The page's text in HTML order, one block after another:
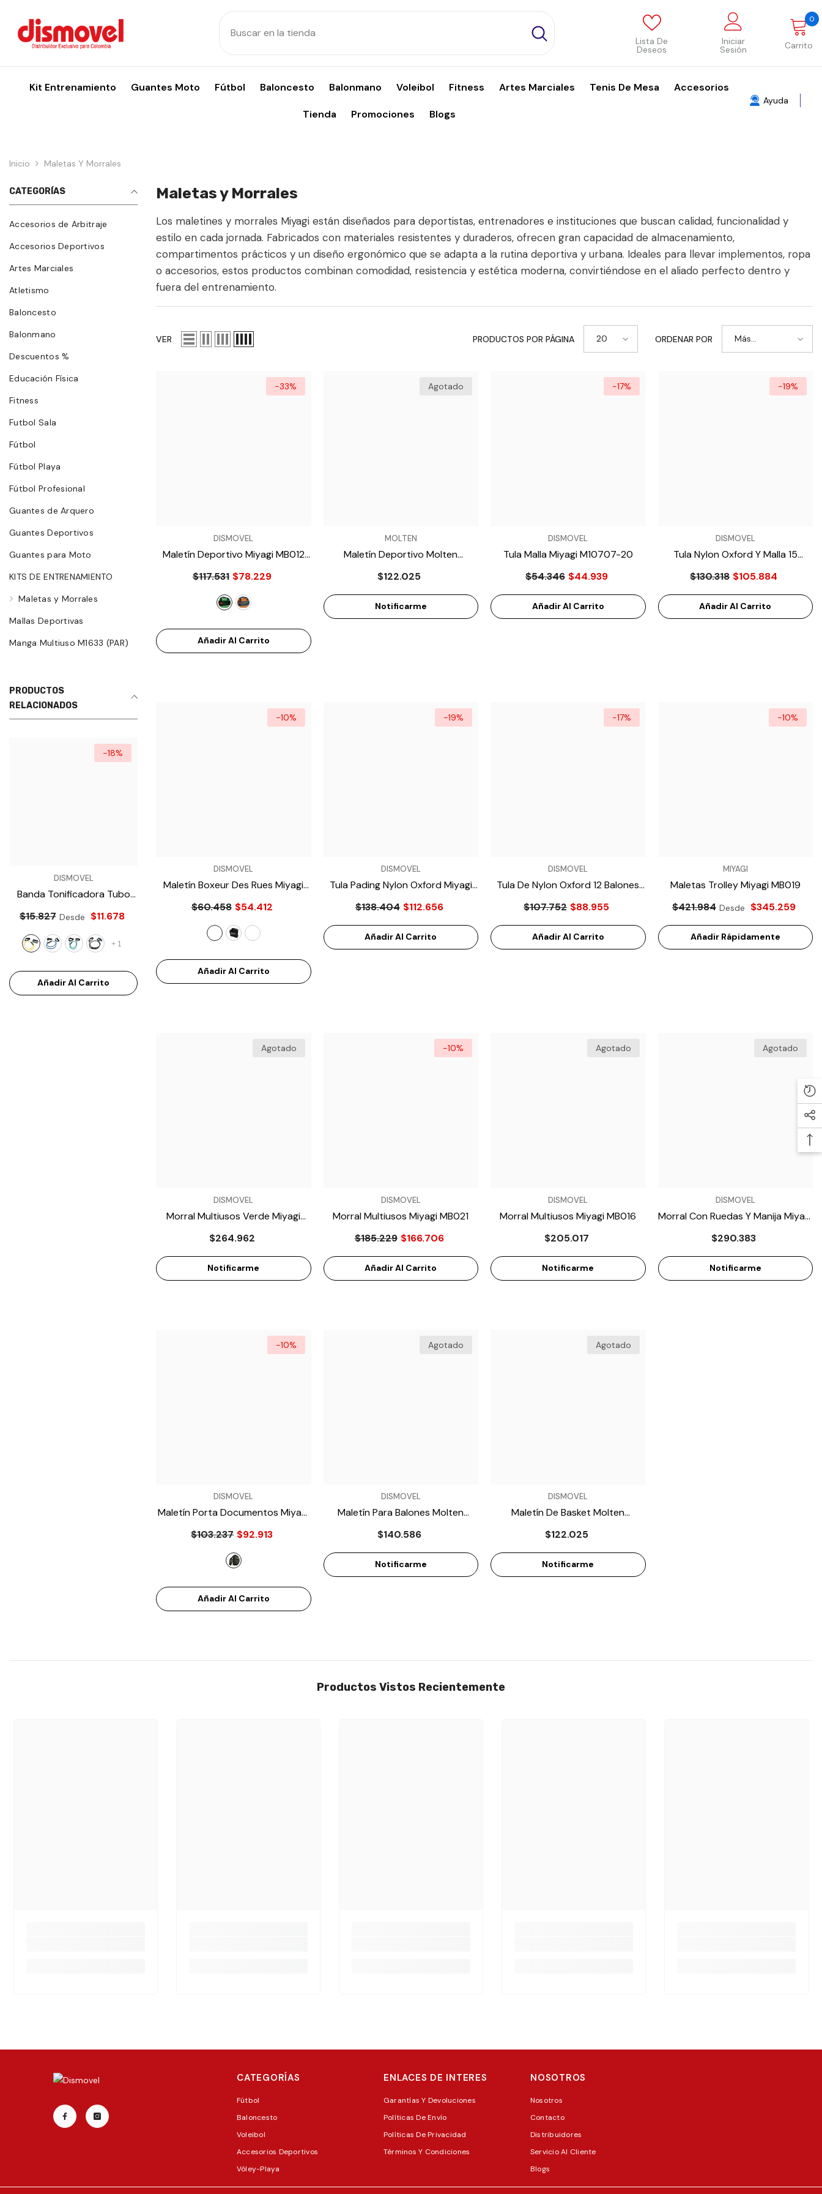
Lista De
Deseos
Iniciar
Sesión Carrito
0 0
Kit Entrenamiento Guantes Moto Fútbol Baloncesto Balonmano Voleibol Fitness Artes Marciales Tenis De Mesa Accesorios
Tienda Promociones Blogs
Ayuda
Inicio Maletas Y Morrales
CATEGORÍAS
Accesorios de Arbitraje
Accesorios Deportivos
Artes Marciales
Atletismo
Baloncesto
Balonmano
Descuentos %
Educación Física
Fitness
Futbol Sala
Fútbol
Fútbol Playa
Fútbol Profesional
Guantes de Arquero
Guantes Deportivos
Guantes para Moto
KITS DE ENTRENAMIENTO
Maletas y Morrales
Mallas Deportivas
Manga Multiuso M1633 (PAR)
PRODUCTOS
RELACIONADOS
-18%
DISMOVEL
Banda Tonificadora Tubo
Látex MET100
- Amarillo
$15.827 Desde $11.678
+ 1
Añadir Al Carrito
B7F1601- Verde
Añadir Al Carrito
Guante De Arquero
MG018AF- Rojo
Añadir Rápidamente
Balon De Futbol Molten
- Naranja
Aeróbicos Miyagi M97301
- Negro
Balón De Fútbol Molten
Vantaggio F5N3555-CC-
(CONCACAF)- Dorado
Maletas y Morrales
Los maletines y morrales Miyagi están diseñados para deportistas, entrenadores e instituciones que buscan calidad, funcionalidad y
estilo en cada jornada. Fabricados con materiales resistentes y duraderos, ofrecen gran capacidad de almacenamiento,
compartimentos prácticos y un diseño ergonómico que se adapta a la rutina deportiva y urbana. Ideales para llevar implementos, ropa
o accesorios, estos productos combinan comodidad, resistencia y estética moderna, convirtiéndose en el aliado perfecto dentro y
fuera del entrenamiento.
VER PRODUCTOS POR PÁGINA 20 ORDENAR POR
Más
vendidos
-33%
DISMOVEL
Maletín Deportivo Miyagi MB012
- Verde
$117.531 $78.229
Añadir Al Carrito
Agotado
MOLTEN
Maletín Deportivo Molten
EK0046FU-AZU
$122.025
Notificarme
-17%
DISMOVEL
Tula Malla Miyagi M10707-20
$54.346 $44.939
Añadir Al Carrito
-19%
DISMOVEL
Tula Nylon Oxford Y Malla 15
Balones Miyagi M10702-15
$130.318 $105.884
Añadir Al Carrito
-10%
DISMOVEL
Maletín Boxeur Des Rues Miyagi
MB020-BOX
$60.458 $54.412
Añadir Al Carrito
-19%
DISMOVEL
Tula Pading Nylon Oxford Miyagi
M10701-PAD-12
$138.404 $112.656
Añadir Al Carrito
-17%
DISMOVEL
Tula De Nylon Oxford 12 Balones
Miyagi M10701-12
$107.752 $88.955
Añadir Al Carrito
-10%
MIYAGI
Maletas Trolley Miyagi MB019
$421.984 Desde $345.259
Añadir Rápidamente
Agotado
DISMOVEL
Morral Multiusos Verde Miyagi
$264.962
Notificarme
-10%
DISMOVEL
Morral Multiusos Miyagi MB021
$185.229 $166.706
Añadir Al Carrito
Agotado
DISMOVEL
Morral Multiusos Miyagi MB016
$205.017
Notificarme
Agotado
DISMOVEL
Morral Con Ruedas Y Manija Miyagi
$290.383
Notificarme
-10%
DISMOVEL
Maletín Porta Documentos Miyagi
- Negro
$103.237 $92.913
Añadir Al Carrito
Agotado
DISMOVEL
Maletín Para Balones Molten
$140.586
Notificarme
Agotado
DISMOVEL
Maletín De Basket Molten
EB0046BAS
$122.025
Notificarme
Productos Vistos Recientemente
CATEGORÍAS
Fútbol
Baloncesto
Voleibol
Accesorios Deportivos
Vóley-Playa
ENLACES DE INTERES
Garantías Y Devoluciones
Políticas De Envío
Políticas De Privacidad
Términos Y Condiciones
NOSOTROS
Nosotros
Contacto
Distribuidores
Servicio Al Cliente
Blogs